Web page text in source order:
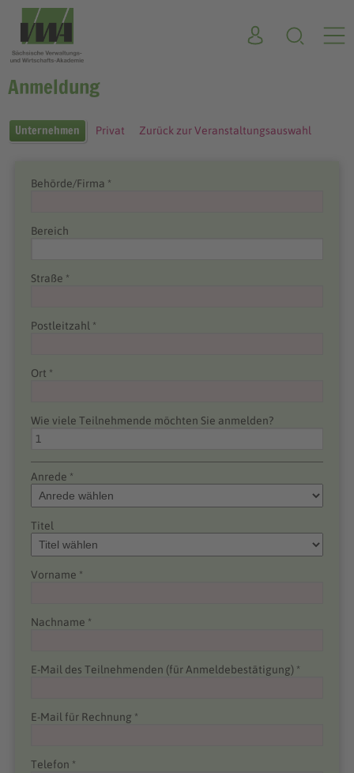
Anmeldung
Unternehmen Privat Zurück zur Veranstaltungsauswahl
Behörde/Firma *
Bereich
Straße *
Postleitzahl *
Ort *
Wie viele Teilnehmende möchten Sie anmelden?
Anrede *
Titel
Vorname *
Nachname *
E-Mail des Teilnehmenden (für Anmeldebestätigung) *
E-Mail für Rechnung *
Telefon *